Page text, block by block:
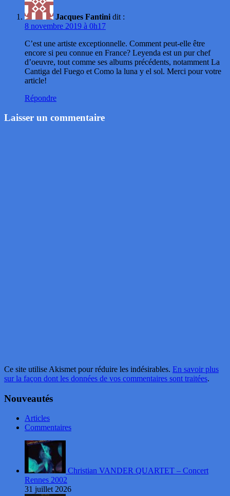
Jacques Fantini dit :
8 novembre 2019 à 0h17
C’est une artiste exceptionnelle. Comment peut-elle être
encore si peu connue en France? Leyenda est un pur chef
d’oeuvre, tout comme ses albums précédents, notamment La
Cantiga del Fuego et Como la luna y el sol. Merci pour votre
article!
Répondre
Laisser un commentaire
Ce site utilise Akismet pour réduire les indésirables. En savoir plus
sur la façon dont les données de vos commentaires sont traitées.
Nouveautés
Articles
Commentaires
Christian VANDER QUARTET – Concert
Rennes 2002
31 juillet 2026